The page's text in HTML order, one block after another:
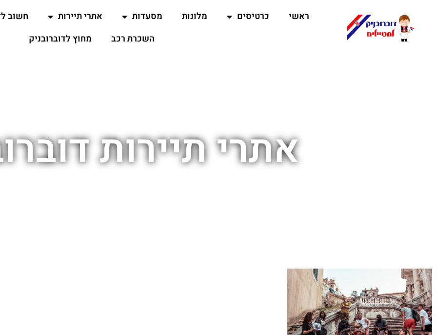
ראשי כרטיסים מלונות מסעדות אתרי תיירות חשוב
השכרת רכב
מחוץ לדוברובניק
אתרי תיירות